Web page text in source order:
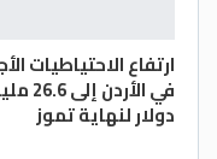
ارتفاع الاحتياطيات
في الأردن إلى
دولار لنهاية تموز